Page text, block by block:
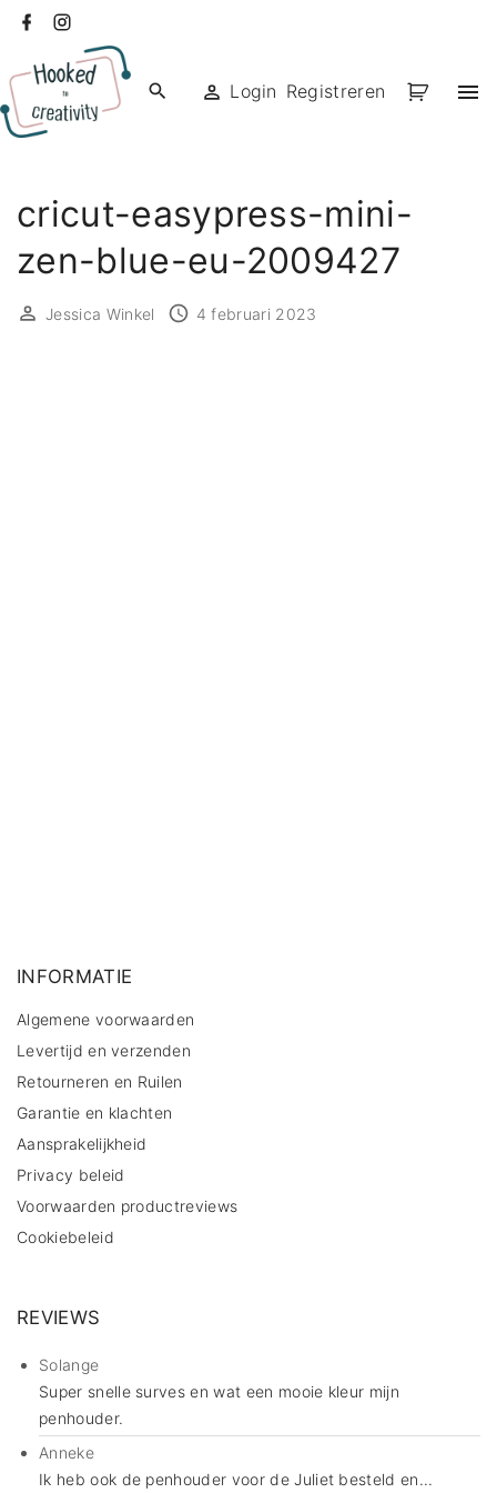
de
inhoud
facebook
Login Registreren
cricut-easypress-mini-
zen-blue-eu-2009427
Jessica Winkel 4 februari 2023
INFORMATIE
Algemene voorwaarden
Levertijd en verzenden
Retourneren en Ruilen
Garantie en klachten
Aansprakelijkheid
Privacy beleid
Voorwaarden productreviews
Cookiebeleid
REVIEWS
Solange
Super snelle surves en wat een mooie kleur mijn
penhouder.
Anneke
Ik heb ook de penhouder voor de Juliet besteld en...